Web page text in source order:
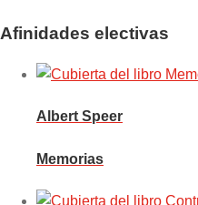
Afinidades electivas
Albert Speer
Memorias